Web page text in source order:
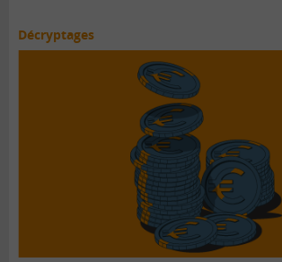
Décryptages